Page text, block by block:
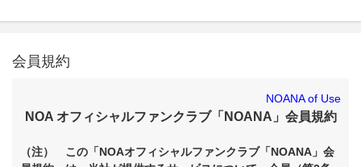
会員規約
NOANA of Use
NOA オフィシャルファンクラブ「NOANA」会員規約
（注） この「NOAオフィシャルファンクラブ「NOANA」会